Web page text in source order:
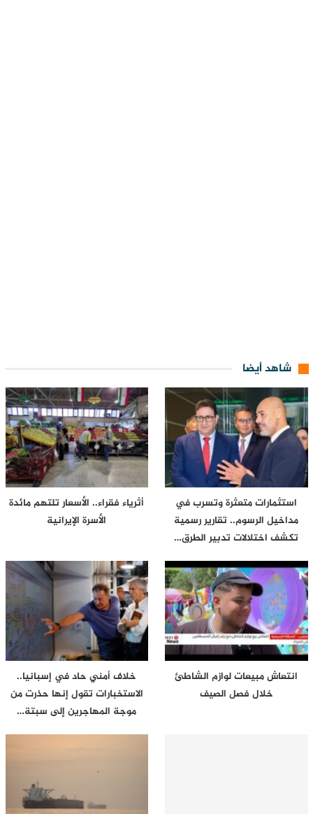
شاهد أيضا
استثمارات متعثرة وتسرب في
مداخيل الرسوم.. تقارير رسمية
تكشف اختلالات تدبير الطرق…
أثرياء فقراء.. الأسعار تلتهم مائدة
الأسرة الإيرانية
انتعاش مبيعات لوازم الشاطئ
خلال فصل الصيف
خلاف أمني حاد في إسبانيا..
الاستخبارات تقول إنها حذرت من
موجة المهاجرين إلى سبتة…